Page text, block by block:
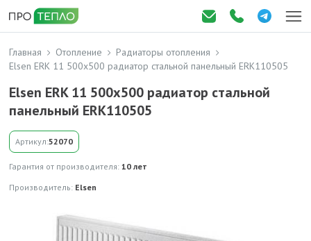
Главная Отопление
Радиаторы отопления
Elsen ERK 11 500x500 радиатор стальной панельный ERK110505
Elsen ERK 11 500x500 радиатор стальной
панельный ERK110505
Артикул:52070
Гарантия от производителя: 10 лет
Производитель: Elsen